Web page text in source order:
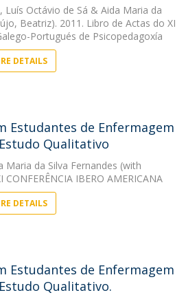
, Luís Octávio de Sá & Aida Maria da
Beatriz). 2011. Libro de Actas do XI
Portugués de Psicopedagoxía
DETAILS
Estudantes de Enfermagem
Qualitativo
Maria da Silva Fernandes (with
IBERO AMERICANA
DETAILS
Estudantes de Enfermagem
Qualitativo.